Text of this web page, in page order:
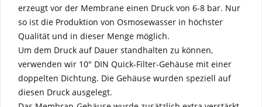
erzeugt vor der Membrane einen Druck von 6-8 bar. Nur
so ist die Produktion von Osmosewasser in höchster
Qualität und in dieser Menge möglich.
Um dem Druck auf Dauer standhalten zu können,
verwenden wir 10" DIN Quick-Filter-Gehäuse mit einer
doppelten Dichtung. Die Gehäuse wurden speziell auf
diesen Druck ausgelegt.